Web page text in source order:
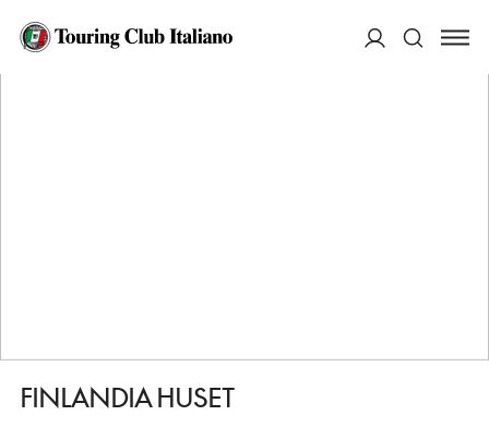
HOME
FINLANDIA HUSET